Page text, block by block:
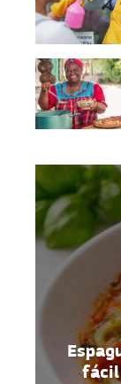
fácil